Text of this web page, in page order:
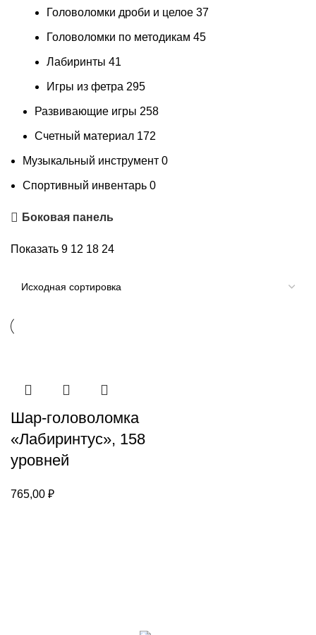
Головоломки дроби и целое 37
Головоломки по методикам 45
Лабиринты 41
Игры из фетра 295
Развивающие игры 258
Счетный материал 172
Музыкальный инструмент 0
Спортивный инвентарь 0
Боковая панель
Показать 9 12 18 24
Шар-головоломка
«Лабиринтус», 158
уровней
765,00 ₽